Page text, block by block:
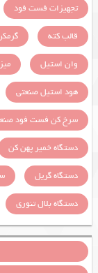
تجهیزات فست فود
قالب کته
وان استیل
هود استیل صنعتی
سرخ کن فست فود
دستگاه خمیر پهن کن
دستگاه گریل
دستگاه بلال تنوری